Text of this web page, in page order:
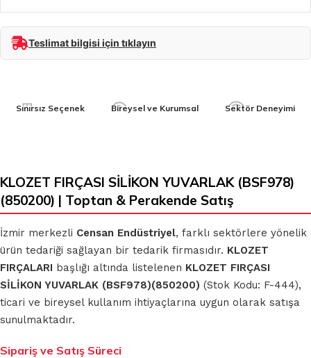
Teslimat bilgisi için tıklayın
Sınırsız Seçenek Bireysel ve Kurumsal Sektör Deneyimi
KLOZET FIRÇASI SİLİKON YUVARLAK (BSF978)
(850200) | Toptan & Perakende Satış
İzmir merkezli Censan Endüstriyel, farklı sektörlere yönelik
ürün tedariği sağlayan bir tedarik firmasıdır. KLOZET
FIRÇALARI başlığı altında listelenen KLOZET FIRÇASI
SİLİKON YUVARLAK (BSF978)(850200) (Stok Kodu: F-444),
ticari ve bireysel kullanım ihtiyaçlarına uygun olarak satışa
sunulmaktadır.
Sipariş ve Satış Süreci